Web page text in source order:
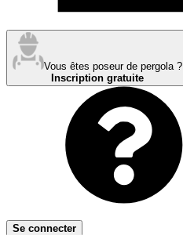
Vous êtes poseur de pergola ?
Inscription gratuite
Se connecter